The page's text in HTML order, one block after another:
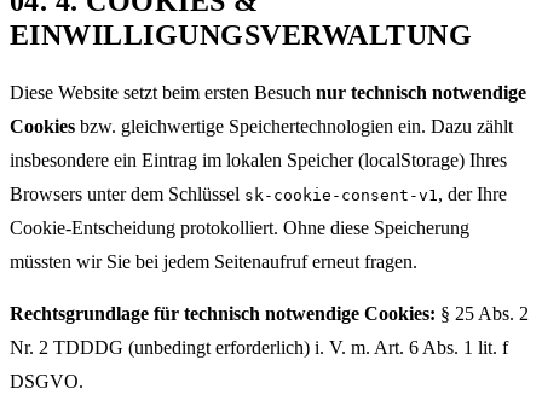
EINWILLIGUNGSVERWALTUNG
Diese Website setzt beim ersten Besuch nur technisch notwendige
Cookies bzw. gleichwertige Speichertechnologien ein. Dazu zählt
insbesondere ein Eintrag im lokalen Speicher (localStorage) Ihres
Browsers unter dem Schlüssel sk-cookie-consent-v1 , der Ihre
Cookie-Entscheidung protokolliert. Ohne diese Speicherung
müssten wir Sie bei jedem Seitenaufruf erneut fragen.
Rechtsgrundlage für technisch notwendige Cookies: § 25 Abs. 2
Nr. 2 TDDDG (unbedingt erforderlich) i. V. m. Art. 6 Abs. 1 lit. f
DSGVO.